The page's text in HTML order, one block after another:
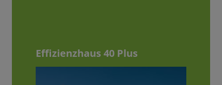
Effizienzhaus 40 Plus